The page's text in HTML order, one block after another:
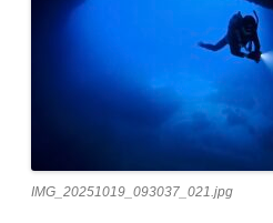
IMG_20251019_093037_021.jpg